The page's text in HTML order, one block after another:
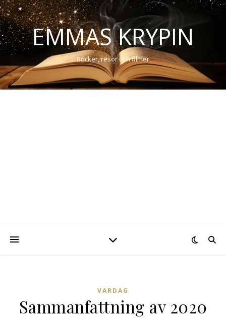
EMMAS KRYPIN
Böcker, resor och filmer
VARDAG
Sammanfattning av 2020